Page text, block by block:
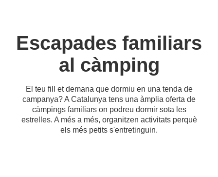
Escapades familiars
al càmping
El teu fill et demana que dormiu en una tenda de
campanya? A Catalunya tens una àmplia oferta de
càmpings familiars on podreu dormir sota les
estrelles. A més a més, organitzen activitats perquè
els més petits s'entretinguin.